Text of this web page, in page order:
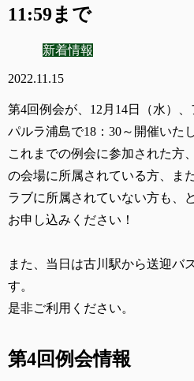
11:59まで
新着情報
2022.11.15
第4回例会が、12月14日（水）、
パルラ浦島で18：30～ 開催いた
これまでの例会に参加された方
の会場に所属されている方、ま
ラブに所属されていない方も、
お申し込みください！
また、当日は古川駅から送迎バ
す。
是非ご利用ください。
第4回例会情報